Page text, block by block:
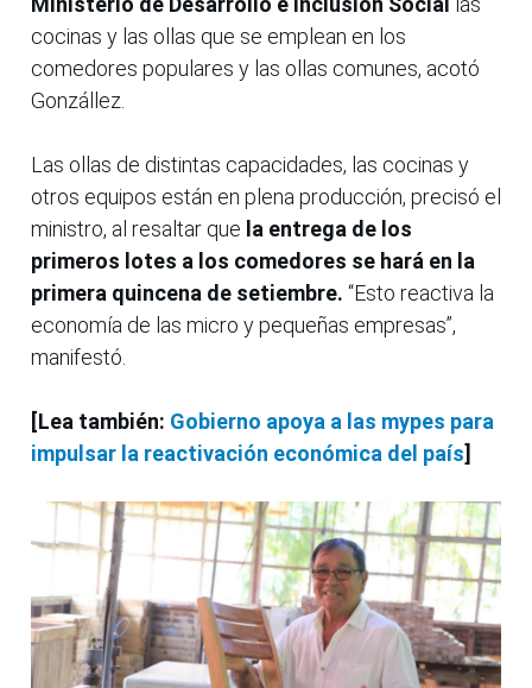
cocinas y las ollas que se emplean en los
comedores populares y las ollas comunes, acotó
Gonzállez.
Las ollas de distintas capacidades, las cocinas y
otros equipos están en plena producción, precisó el
ministro, al resaltar que la entrega de los
primeros lotes a los comedores se hará en la
primera quincena de setiembre. “Esto reactiva la
economía de las micro y pequeñas empresas”,
manifestó.
[Lea también: Gobierno apoya a las mypes para
impulsar la reactivación económica del país]